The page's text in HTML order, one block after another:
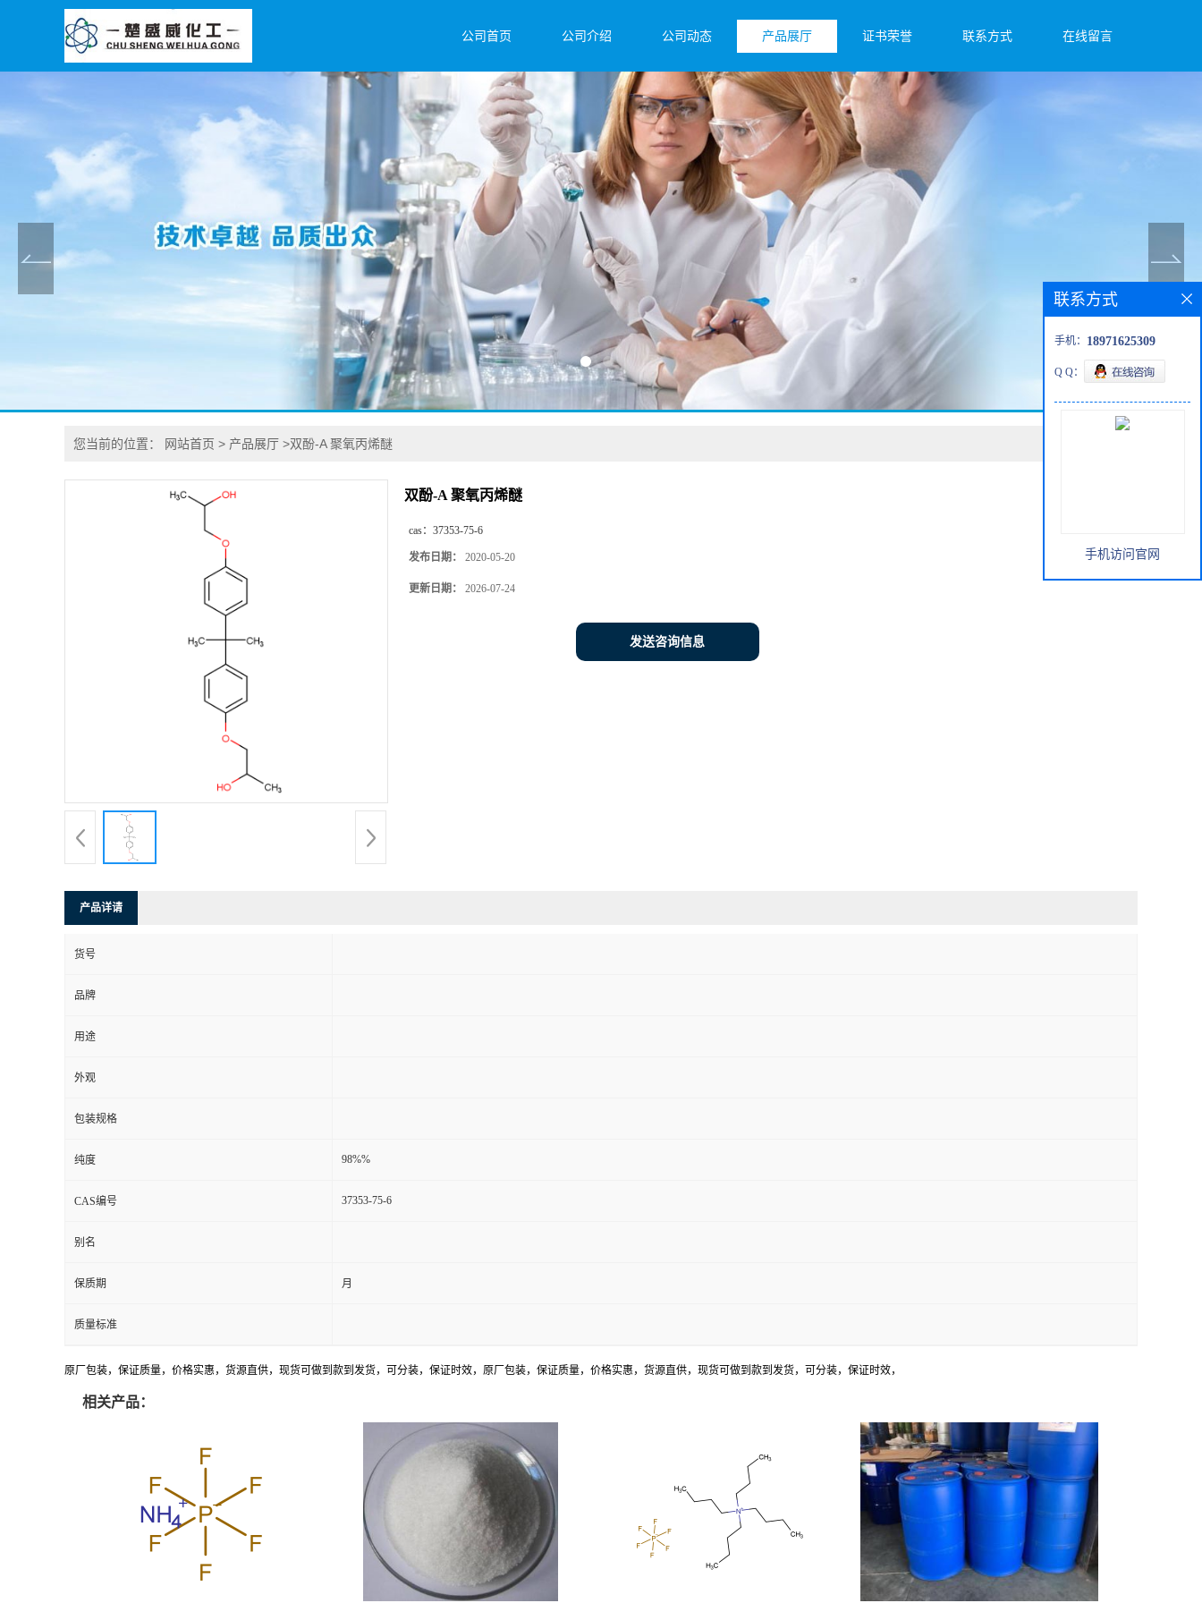
公司首页 公司介绍 公司动态 产品展厅 证书荣誉 联系方式 在线留言
您当前的位置： 网站首页 > 产品展厅 >双酚-A 聚氧丙烯醚
双酚-A 聚氧丙烯醚
cas： 37353-75-6
发布日期： 2020-05-20
更新日期： 2026-07-24
发送咨询信息
产品详请
货号
品牌
用途
外观
包装规格
纯度 98%%
CAS编号 37353-75-6
别名
保质期 月
质量标准
原厂包装，保证质量，价格实惠，货源直供，现货可做到款到发货，可分装，保证时效，原厂包装，保证质量，价格实惠，货源直供，现货可做到款到发货，可分装，保证时效，
相关产品：
联系方式
手机： 18971625309
Q Q：
手机访问官网